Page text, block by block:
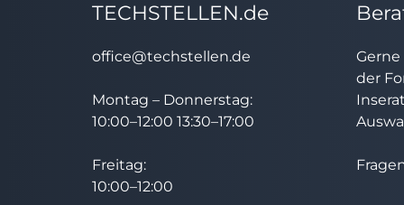
TECHSTELLEN.de
office@techstellen.de
Montag – Donnerstag:
10:00–12:00 13:30–17:00
Freitag:
10:00–12:00
der